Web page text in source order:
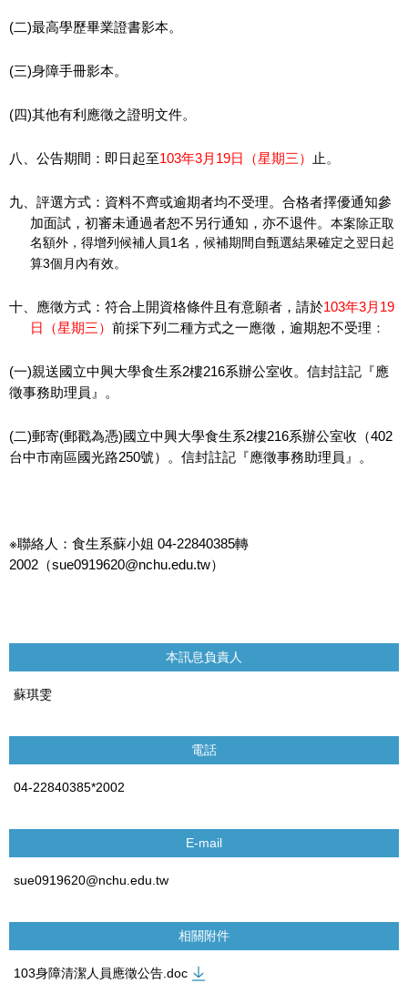
(二)最高學歷畢業證書影本。
(三)身障手冊影本。
(四)其他有利應徵之證明文件。
八、公告期間：即日起至103年3月 19日（星期三） 止 。
九、評選方式：資料不齊或逾期者均不受理。合格者擇優通知參
加面試，初審未通過者恕不另行通知，亦不退件。 本案除正取
名額外，得增列候補人員1名，候補期間自甄選結果確定之翌日起
算3個月內有效。
十、應徵方式：符合上開資格條件且有意願者，請於103年3月 19
日（星期三） 前採下列二種方式之一應徵，逾期恕不受理 ：
(一)親送國立中興大學食生系2樓216系辦公室收。信封註記『應
徵事務助理員』。
(二)郵寄(郵戳為憑)國立中興大學食生系2樓216系辦公室收（402
台中市南區國光路250號）。信封註記『應徵事務助理員』。
※聯絡人：食生系蘇小姐 04-22840385轉
2002 （sue0919620@nchu.edu.tw）
本訊息負責人
蘇琪雯
電話
04-22840385*2002
E-mail
sue0919620@nchu.edu.tw
相關附件
103身障清潔人員應徵公告.doc